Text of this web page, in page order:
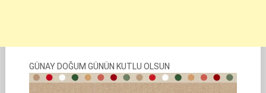
GÜNAY DOĞUM GÜNÜN KUTLU OLSUN